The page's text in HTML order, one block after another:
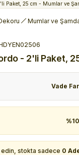
Mumlar ve
- 2'li Paket,
Vade
stokta sadece 0